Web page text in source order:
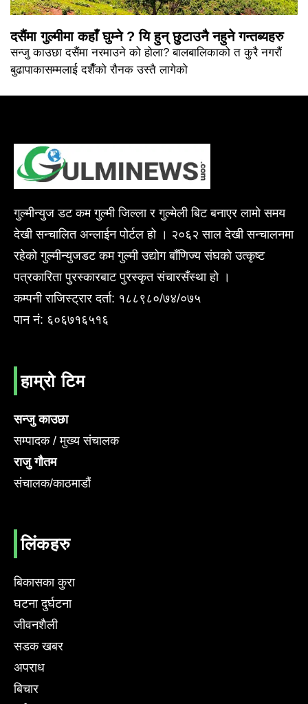
दसैंमा गुल्मीमा कहाँ घुम्ने ? यि हुन् छुटाउनै नहुने गन्तब्यहरु
सन्जु काउछा दसैंमा नरमाउने को होला? बालबालिकाको त कुरै नगरौं
बुढापाकासम्मलाई दशैँको रौनक उस्तै लागेको
गुल्मीन्युज डट कम गुल्मी जिल्ला र गुल्मेली बिट बनाएर लामो समय
देखी सन्चालित अन्लाईन पोर्टल हो । २०६२ साल देखी सन्चालनमा
रहेको गुल्मीन्युजडट कम गुल्मी उद्योग बाँणिज्य संघको उत्कृष्ट
पत्रकारिता पुरस्कारबाट पुरस्कृत संचारसँस्था हो ।
कम्पनी राजिस्ट्रार दर्ता: १८८९८०/७४/०७५
पान नं: ६०६७१६५१६
हाम्रो टिम
सन्जु काउछा
सम्पादक / मुख्य संचालक
राजु गौतम
संचालक/काठमाडौं
लिंकहरु
बिकासका कुरा
घटना दुर्घटना
जीवनशैली
सडक खबर
अपराध
बिचार